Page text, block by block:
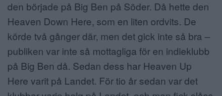
den började på Big Ben på Söder. Då hette den
Heaven Down Here, som en liten ordvits. De
körde två gånger där, men det gick inte så bra –
publiken var inte så mottagliga för en indieklubb
på Big Ben då. Sedan dess har Heaven Up
Here varit på Landet. För tio år sedan var det